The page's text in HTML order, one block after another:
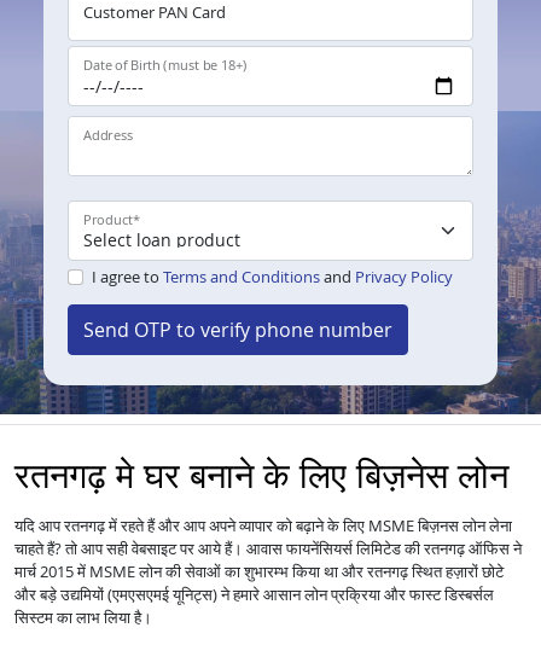
Customer PAN Card
Date of Birth (must be 18+)
Address
Product*
I agree to Terms and Conditionsand Privacy Policy
Send OTP to verify phone number
रतनगढ़ मे घर बनाने के लिए बिज़नेस लोन
यदि आप रतनगढ़ में रहते हैं और आप अपने व्यापार को बढ़ाने के लिए MSME बिज़नस लोन लेना
चाहते हैं? तो आप सही वेबसाइट पर आये हैं। आवास फायनेंसियर्स लिमिटेड की रतनगढ़ ऑफिस ने
मार्च 2015 में MSME लोन की सेवाओं का शुभारम्भ किया था और रतनगढ़ स्थित हज़ारों छोटे
और बड़े उद्यमियों (एमएसएमई यूनिट्स) ने हमारे आसान लोन प्रक्रिया और फास्ट डिस्बर्सल
सिस्टम का लाभ लिया है।